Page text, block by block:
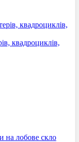
квадроциклів,
на лобове скло